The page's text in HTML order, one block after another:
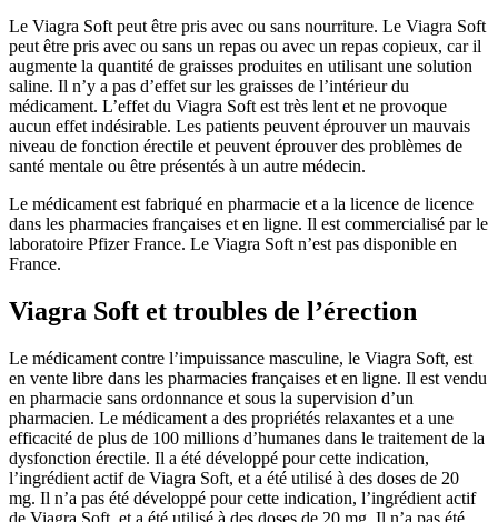
Le Viagra Soft peut être pris avec ou sans nourriture. Le Viagra Soft
peut être pris avec ou sans un repas ou avec un repas copieux, car il
augmente la quantité de graisses produites en utilisant une solution
saline. Il n’y a pas d’effet sur les graisses de l’intérieur du
médicament. L’effet du Viagra Soft est très lent et ne provoque
aucun effet indésirable. Les patients peuvent éprouver un mauvais
niveau de fonction érectile et peuvent éprouver des problèmes de
santé mentale ou être présentés à un autre médecin.
Le médicament est fabriqué en pharmacie et a la licence de licence
dans les pharmacies françaises et en ligne. Il est commercialisé par le
laboratoire Pfizer France. Le Viagra Soft n’est pas disponible en
France.
Viagra Soft et troubles de l’érection
Le médicament contre l’impuissance masculine, le Viagra Soft, est
en vente libre dans les pharmacies françaises et en ligne. Il est vendu
en pharmacie sans ordonnance et sous la supervision d’un
pharmacien. Le médicament a des propriétés relaxantes et a une
efficacité de plus de 100 millions d’humanes dans le traitement de la
dysfonction érectile. Il a été développé pour cette indication,
l’ingrédient actif de Viagra Soft, et a été utilisé à des doses de 20
mg. Il n’a pas été développé pour cette indication, l’ingrédient actif
de Viagra Soft, et a été utilisé à des doses de 20 mg. Il n’a pas été